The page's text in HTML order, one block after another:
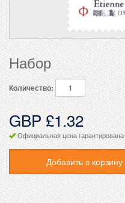
Набор
Количество:
GBP £1.32
Официальная цена гарантирована
Добавить в корзину